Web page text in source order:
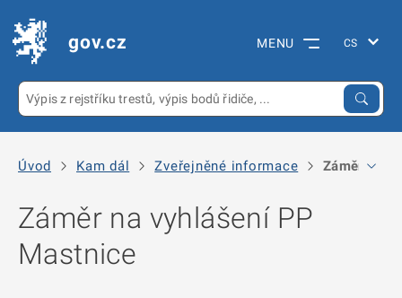
gov.cz MENU
Úvod Kam dál Zveřejněné informace Záměr na
Záměr na vyhlášení PP
Mastnice